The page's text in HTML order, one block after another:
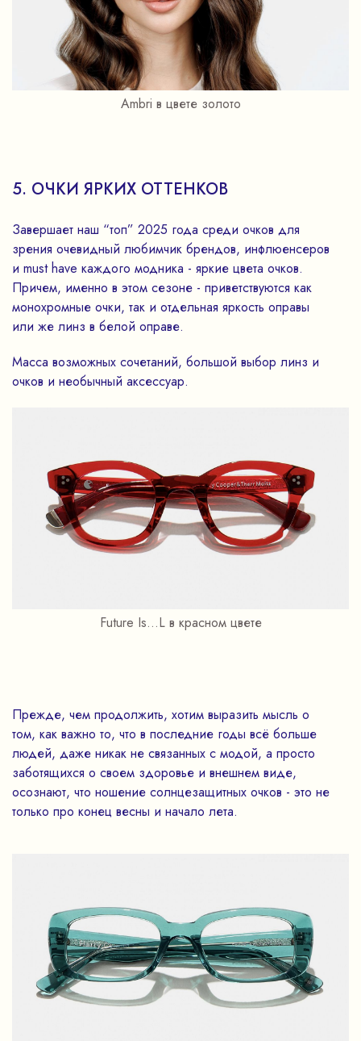
Ambri в цвете золото
5. ОЧКИ ЯРКИХ ОТТЕНКОВ
Завершает наш “топ” 2025 года среди очков для
зрения очевидный любимчик брендов, инфлюенсеров
и must have каждого модника - яркие цвета очков.
Причем, именно в этом сезоне - приветствуются как
монохромные очки, так и отдельная яркость оправы
или же линз в белой оправе.
Масса возможных сочетаний, большой выбор линз и
очков и необычный аксессуар.
Future Is...L в красном цвете
Прежде, чем продолжить, хотим выразить мысль о
том, как важно то, что в последние годы всё больше
людей, даже никак не связанных с модой, а просто
заботящихся о своем здоровье и внешнем виде,
осознают, что ношение солнцезащитных очков - это не
только про конец весны и начало лета.